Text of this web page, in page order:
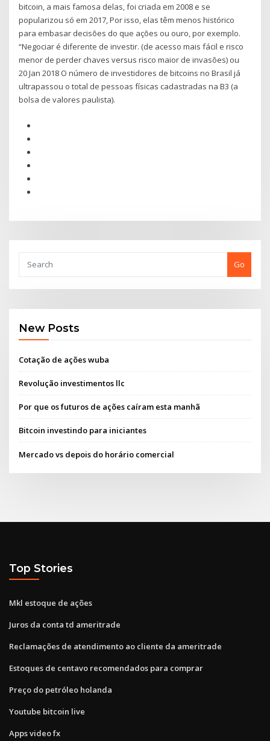
bitcoin, a mais famosa delas, foi criada em 2008 e se
popularizou só em 2017, Por isso, elas têm menos histórico
para embasar decisões do que ações ou ouro, por exemplo.
“Negociar é diferente de investir. (de acesso mais fácil e risco
menor de perder chaves versus risco maior de invasões) ou
20 Jan 2018 O número de investidores de bitcoins no Brasil já
ultrapassou o total de pessoas físicas cadastradas na B3 (a
bolsa de valores paulista).
Go
New Posts
Cotação de ações wuba
Revolução investimentos llc
Por que os futuros de ações caíram esta manhã
Bitcoin investindo para iniciantes
Mercado vs depois do horário comercial
Top Stories
Mkl estoque de ações
Juros da conta td ameritrade
Reclamações de atendimento ao cliente da ameritrade
Estoques de centavo recomendados para comprar
Preço do petróleo holanda
Youtube bitcoin live
Apps video fx